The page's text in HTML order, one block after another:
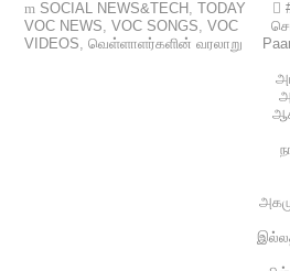
SOCIAL NEWS&TECH ,TODAY
VOC NEWS,VOC SONGS,VOC
VIDEOS,வெள்ளாளர்களின் வரலாறு